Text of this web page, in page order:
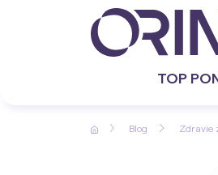
TOP
Blog Zdravie